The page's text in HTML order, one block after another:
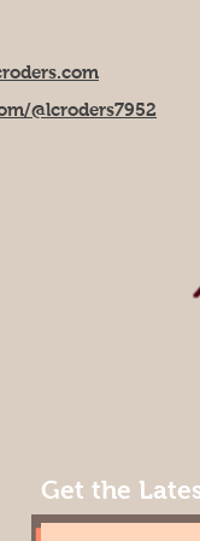
@lcroders7952
Get the